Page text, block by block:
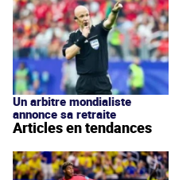
Un arbitre mondialiste
annonce sa retraite
Articles en tendances